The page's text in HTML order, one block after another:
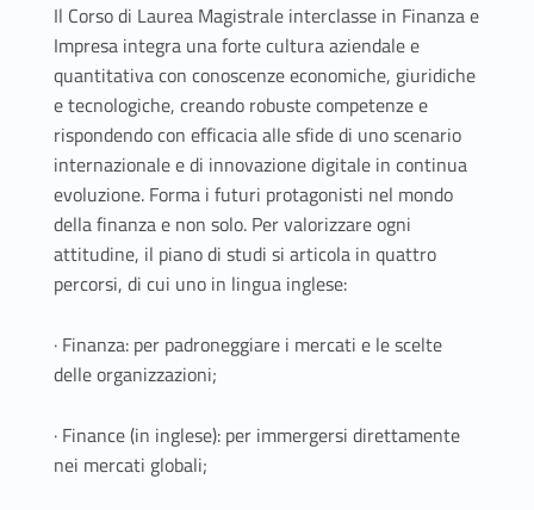
Il Corso di Laurea Magistrale interclasse in Finanza e
Impresa integra una forte cultura aziendale e
quantitativa con conoscenze economiche, giuridiche
e tecnologiche, creando robuste competenze e
rispondendo con efficacia alle sfide di uno scenario
internazionale e di innovazione digitale in continua
evoluzione. Forma i futuri protagonisti nel mondo
della finanza e non solo. Per valorizzare ogni
attitudine, il piano di studi si articola in quattro
percorsi, di cui uno in lingua inglese:
· Finanza: per padroneggiare i mercati e le scelte
delle organizzazioni;
· Finance (in inglese): per immergersi direttamente
nei mercati globali;